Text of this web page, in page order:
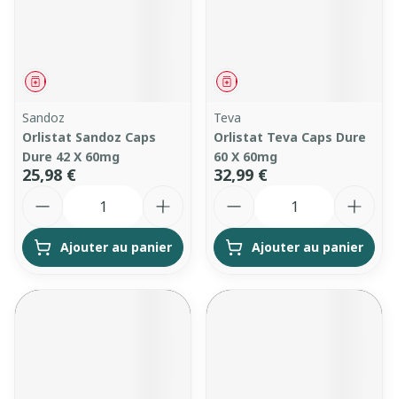
Médicament
Sandoz
Orlistat Sandoz Caps
Dure 42 X 60mg
25,98 €
Ajouter au panier
Médicament
Teva
Orlistat Teva Caps Dure
60 X 60mg
32,99 €
Ajouter au panier